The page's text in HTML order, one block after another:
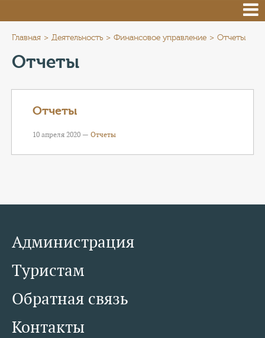
ПРЕСС-ЦЕНТР
ТУРИСТАМ
ГЕРОИ Z
Главная Деятельность Финансовое управление Отчеты
Отчеты
Отчеты
10 апреля 2020 — Отчеты
Администрация
Туристам
Обратная связь
Контакты